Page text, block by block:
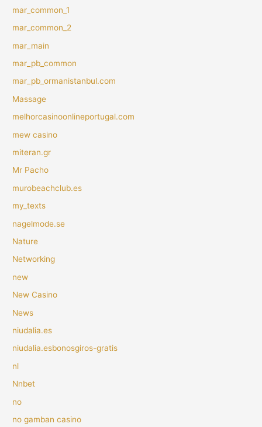
mar_common_1
mar_common_2
mar_main
mar_pb_common
mar_pb_ormanistanbul.com
Massage
melhorcasinoonlineportugal.com
mew casino
miteran.gr
Mr Pacho
murobeachclub.es
my_texts
nagelmode.se
Nature
Networking
new
New Casino
News
niudalia.es
niudalia.esbonosgiros-gratis
nl
Nnbet
no
no gamban casino